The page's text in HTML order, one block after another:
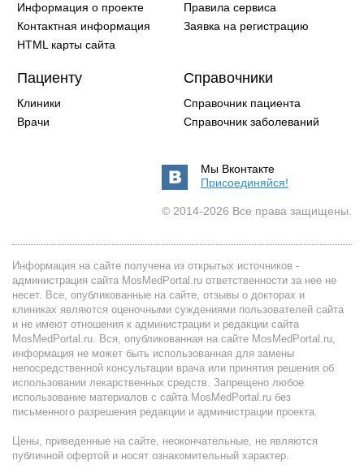
Информация о проекте
Контактная информация
HTML карты сайта
Правила сервиса
Заявка на регистрацию
Пациенту
Клиники
Врачи
Справочники
Справочник пациента
Справочник заболеваний
Мы Вконтакте
Присоединяйся!
© 2014-2026 Все права защищены.
Информация на сайте получена из открытых источников -
администрация сайта MosMedPortal.ru ответственности за нее не
несет. Все, опубликованные на сайте, отзывы о докторах и
клиниках являются оценочными суждениями пользователей сайта
и не имеют отношения к администрации и редакции сайта
MosMedPortal.ru. Вся, опубликованная на сайте MosMedPortal.ru,
информация не может быть использованная для замены
непосредственной консультации врача или принятия решения об
использовании лекарственных средств. Запрещено любое
использование материалов с сайта MosMedPortal.ru без
письменного разрешения редакции и администрации проекта.
Цены, приведенные на сайте, неокончательные, не являются
публичной офертой и носят ознакомительный характер.